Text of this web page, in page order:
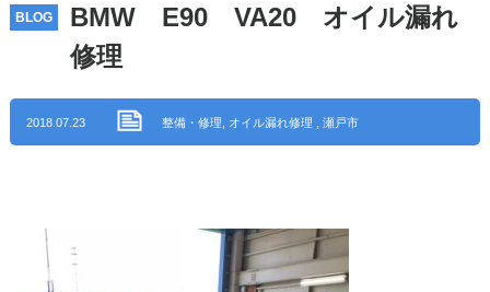
BMW E90 VA20 オイル漏れ
修理
BLOG
2018.07.23 整備・修理 オイル漏れ修理 瀬戸市